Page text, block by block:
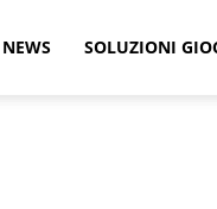
NEWS SOLUZIONI